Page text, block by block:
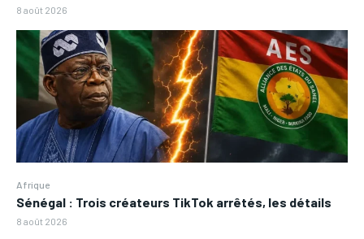
8 août 2026
Afrique
Sénégal : Trois créateurs TikTok arrêtés, les détails
8 août 2026